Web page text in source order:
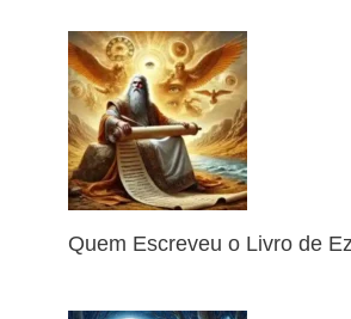
Quem Escreveu o Livro de